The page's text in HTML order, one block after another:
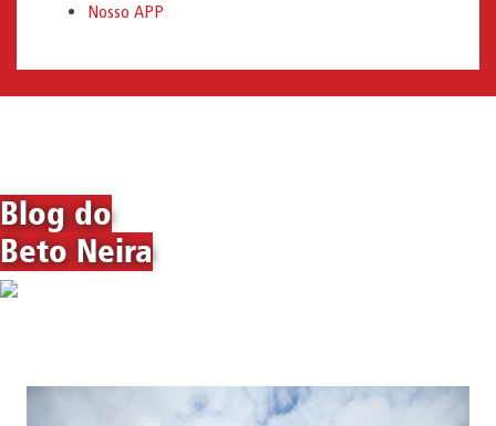
Nosso APP
Blog do
Beto Neira